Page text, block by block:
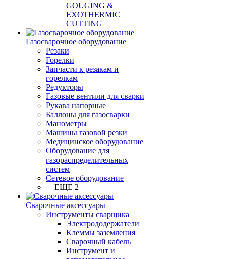
GOUGING &
EXOTHERMIC
CUTTING
Газосварочное оборудование
Резаки
Горелки
Запчасти к резакам и
горелкам
Редукторы
Газовые вентили для сварки
Рукава напорные
Баллоны для газосварки
Манометры
Машины газовой резки
Медицинское оборудование
Оборудование для
газораспределительных
систем
Сетевое оборудование
+ ЕЩЕ 2
Сварочные аксессуары
Инструменты сварщика
Электрододержатели
Клеммы заземления
Сварочный кабель
Инструмент и